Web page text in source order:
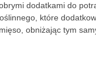
dodatkami do
które
obniżając tym